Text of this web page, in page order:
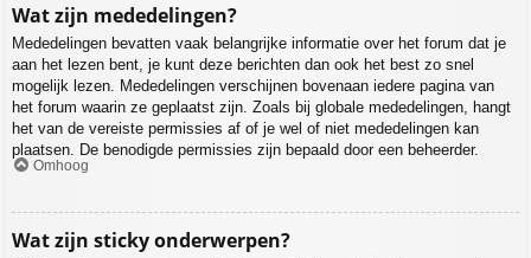
Wat zijn mededelingen?
Mededelingen bevatten vaak belangrijke informatie over het forum dat je
aan het lezen bent, je kunt deze berichten dan ook het best zo snel
mogelijk lezen. Mededelingen verschijnen bovenaan iedere pagina van
het forum waarin ze geplaatst zijn. Zoals bij globale mededelingen, hangt
het van de vereiste permissies af of je wel of niet mededelingen kan
plaatsen. De benodigde permissies zijn bepaald door een beheerder.
Omhoog
Wat zijn sticky onderwerpen?